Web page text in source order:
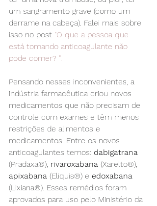
um sangramento grave (como um
derrame na cabeça). Falei mais sobre
isso no post "O que a pessoa que
está tomando anticoagulante não
pode comer? ".
Pensando nesses inconvenientes, a
indústria farmacêutica criou novos
medicamentos que não precisam de
controle com exames e têm menos
restrições de alimentos e
medicamentos. Entre os novos
anticoagulantes temos: dabigatrana
(Pradaxa®), rivaroxabana (Xarelto®),
apixabana (Eliquis®) e edoxabana
(Lixiana®). Esses remédios foram
aprovados para uso pelo Ministério da